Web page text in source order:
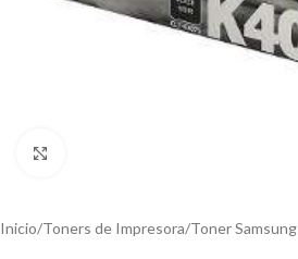
Inicio/Toners de Impresora/Toner Samsung